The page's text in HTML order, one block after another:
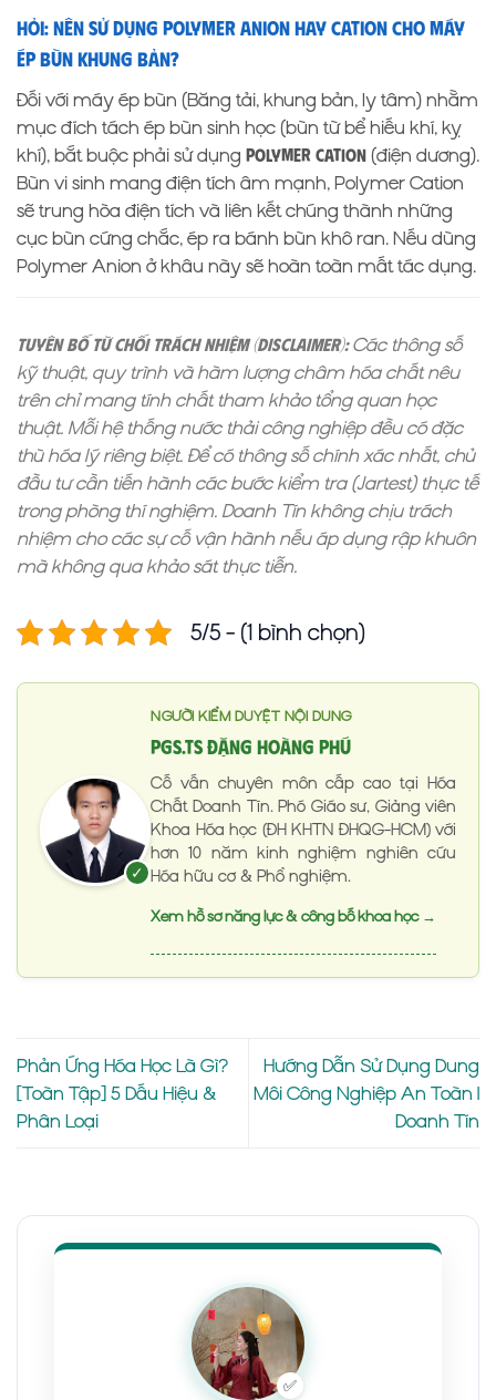
Hỏi: Nên sử dụng Polymer Anion hay Cation cho máy
ép bùn khung bản?
Đối với máy ép bùn (Băng tải, khung bản, ly tâm) nhằm
mục đích tách ép bùn sinh học (bùn từ bể hiếu khí, kỵ
khí), bắt buộc phải sử dụng Polymer Cation (điện dương).
Bùn vi sinh mang điện tích âm mạnh, Polymer Cation
sẽ trung hòa điện tích và liên kết chúng thành những
cục bùn cứng chắc, ép ra bánh bùn khô ran. Nếu dùng
Polymer Anion ở khâu này sẽ hoàn toàn mất tác dụng.
Tuyên bố từ chối trách nhiệm (Disclaimer):Các thông số
kỹ thuật, quy trình và hàm lượng châm hóa chất nêu
trên chỉ mang tính chất tham khảo tổng quan học
thuật. Mỗi hệ thống nước thải công nghiệp đều có đặc
thù hóa lý riêng biệt. Để có thông số chính xác nhất, chủ
đầu tư cần tiến hành các bước kiểm tra (Jartest) thực tế
trong phòng thí nghiệm. Doanh Tín không chịu trách
nhiệm cho các sự cố vận hành nếu áp dụng rập khuôn
mà không qua khảo sát thực tiễn.
5/5 - (1 bình chọn)
✓
NGƯỜI KIỂM DUYỆT NỘI DUNG
PGS.TS Đặng Hoàng Phú
Cố vấn chuyên môn cấp cao tại Hóa
Chất Doanh Tín. Phó Giáo sư, Giảng viên
Khoa Hóa học (ĐH KHTN ĐHQG-HCM) với
hơn 10 năm kinh nghiệm nghiên cứu
Hóa hữu cơ & Phổ nghiệm.
Xem hồ sơ năng lực & công bố khoa học →
Phản Ứng Hóa Học Là Gì?
[Toàn Tập] 5 Dấu Hiệu &
Phân Loại
Hướng Dẫn Sử Dụng Dung
Môi Công Nghiệp An Toàn |
Doanh Tín
✅